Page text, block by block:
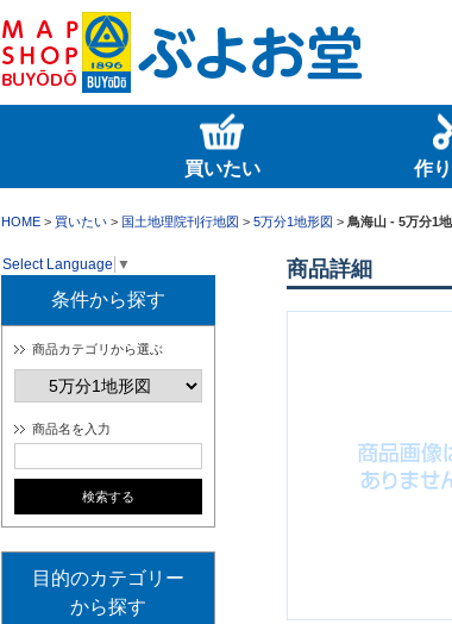
買いたい 作
HOME > 買いたい > 国土地理院刊行地図 > 5万分1地形図 > 鳥海山 - 5万分1
Select Language ▼
条件から探す
商品カテゴリから選ぶ
商品名を入力
目的のカテゴリー
から探す
商品詳細